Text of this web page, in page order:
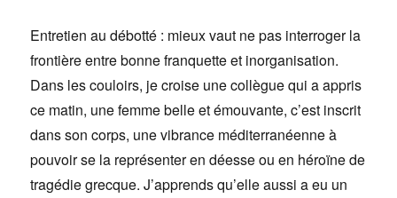
Entretien au débotté : mieux vaut ne pas interroger la
frontière entre bonne franquette et inorganisation.
Dans les couloirs, je croise une collègue qui a appris
ce matin, une femme belle et émouvante, c’est inscrit
dans son corps, une vibrance méditerranéenne à
pouvoir se la représenter en déesse ou en héroïne de
tragédie grecque. J’apprends qu’elle aussi a eu un